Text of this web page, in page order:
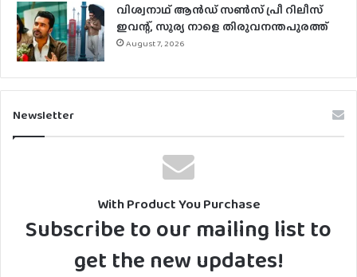
വിശ്വനാഥ് ആന്‍ഡ് സണ്‍സ് പ്രീ റിലീസ്
ഇവന്റ്, സൂര്യ നാളെ തിരുവനന്തപുരത്ത്
August 7, 2026
Newsletter
With Product You Purchase
Subscribe to our mailing list to
get the new updates!